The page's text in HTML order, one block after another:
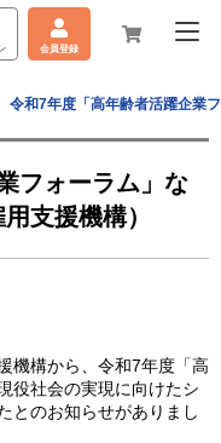
会員登録
令和7年度「高年齢者活躍企業
フォーラム」な
支援機構）
機構から、令和7年度「高
役社会の実現に向けたシ
とのお知らせがありまし